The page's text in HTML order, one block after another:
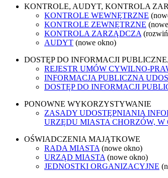
KONTROLE, AUDYT, KONTROLA
KONTROLE WEWNĘTRZNE
KONTROLE ZEWNĘTRZNE
KONTROLA ZARZĄDCZA
AUDYT (nowe okno)
DOSTĘP DO INFORMACJI
REJESTR UMÓW CYWILNO-
INFORMACJA PUBLICZNA
DOSTĘP DO INFORMACJI
PONOWNE WYKORZYSTYWANIE
ZASADY UDOSTĘPNIANIA
URZĘDU MIASTA CHORZÓW,
OŚWIADCZENIA MAJĄTKOWE
RADA MIASTA (nowe okno)
URZĄD MIASTA (nowe okno)
JEDNOSTKI ORGANIZACYJNE